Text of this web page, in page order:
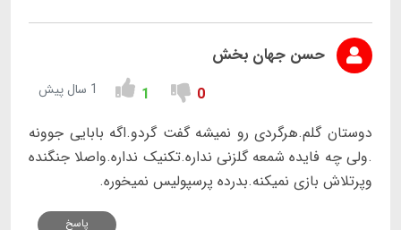
حسن جهان بخش
0
1 1 سال پیش
دوستان گلم.هرگردی رو نمیشه گفت گردو.اگه بابایی جوونه
.ولی چه فایده شمعه گلزنی نداره.تکنیک نداره.واصلا جنگنده
وپرتلاش بازی نمیکنه.بدرده پرسپولیس نمیخوره.
پاسخ